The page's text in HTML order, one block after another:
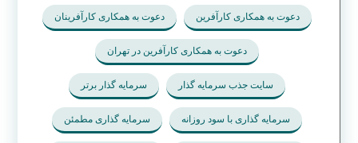
دعوت به همکاری کارآفرین دعوت به همکاری کارآفرینان
دعوت به همکاری کارآفرین در تهران
سایت جذب سرمایه گذار سرمایه گذار برتر
سرمایه گذاری با سود روزانه سرمایه گذاری مطمئن